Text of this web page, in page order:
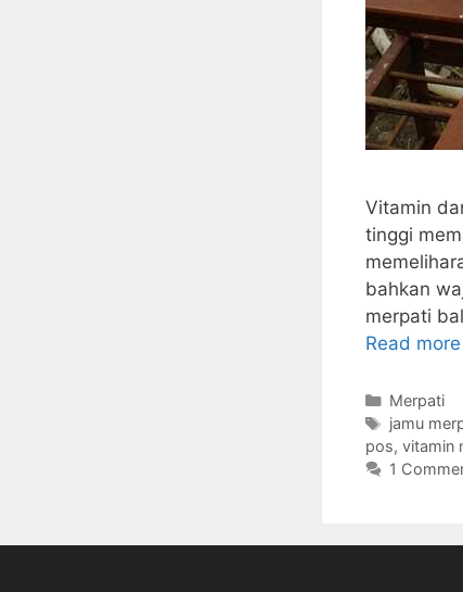
Vitamin
tinggi
bahkan
merpati
Read more
Categories
Merpati
Tags
jamu
pos, vitamin
1